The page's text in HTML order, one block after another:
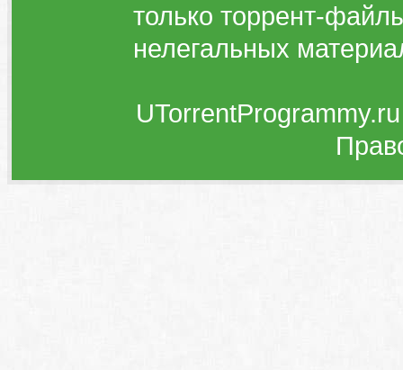
только торрент-
нелегальных
UTorrentProgrammy.ru